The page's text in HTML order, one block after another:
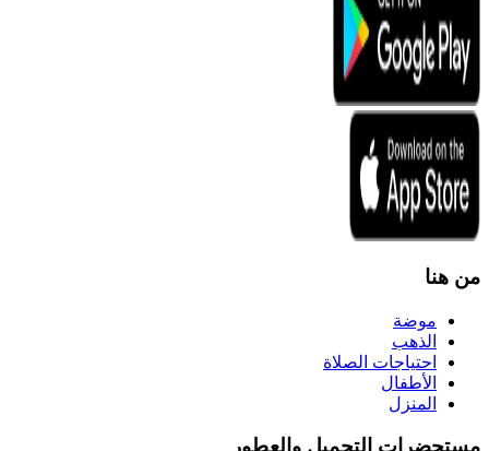
من هنا
موضة
الذهب
احتياجات الصلاة
الأطفال
المنزل
مستحضرات التجميل والعطور